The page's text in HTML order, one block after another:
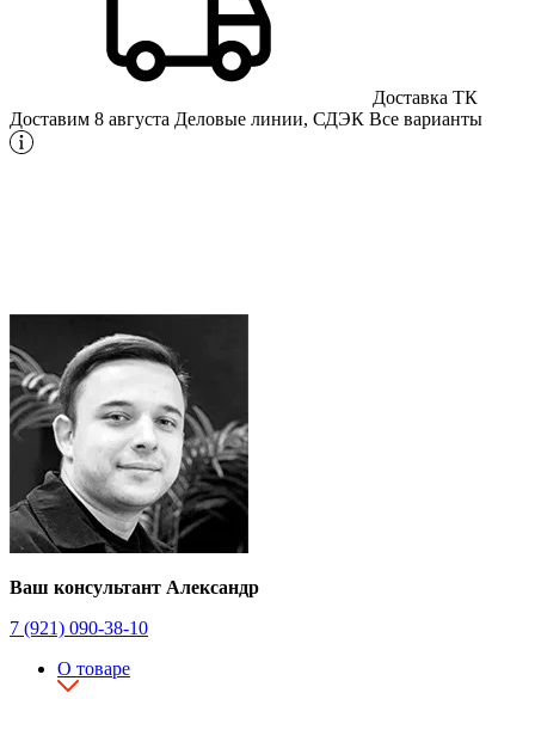
Доставка ТК
Доставим 8 августа Деловые линии, СДЭК Все варианты
Ваш консультант Александр
7 (921) 090-38-10
О товаре